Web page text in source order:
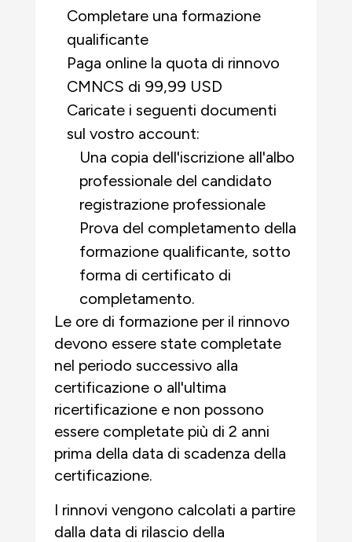
Completare una formazione
qualificante
Paga online la quota di rinnovo
CMNCS di 99,99 USD
Caricate i seguenti documenti
sul vostro account:
Una copia dell'iscrizione all'albo
professionale del candidato
registrazione professionale
Prova del completamento della
formazione qualificante, sotto
forma di certificato di
completamento.
Le ore di formazione per il rinnovo
devono essere state completate
nel periodo successivo alla
certificazione o all'ultima
ricertificazione e non possono
essere completate più di 2 anni
prima della data di scadenza della
certificazione.
I rinnovi vengono calcolati a partire
dalla data di rilascio della